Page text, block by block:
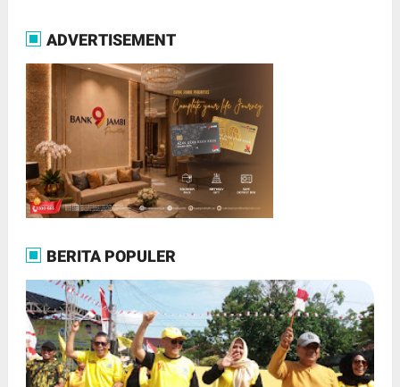
ADVERTISEMENT
BERITA POPULER